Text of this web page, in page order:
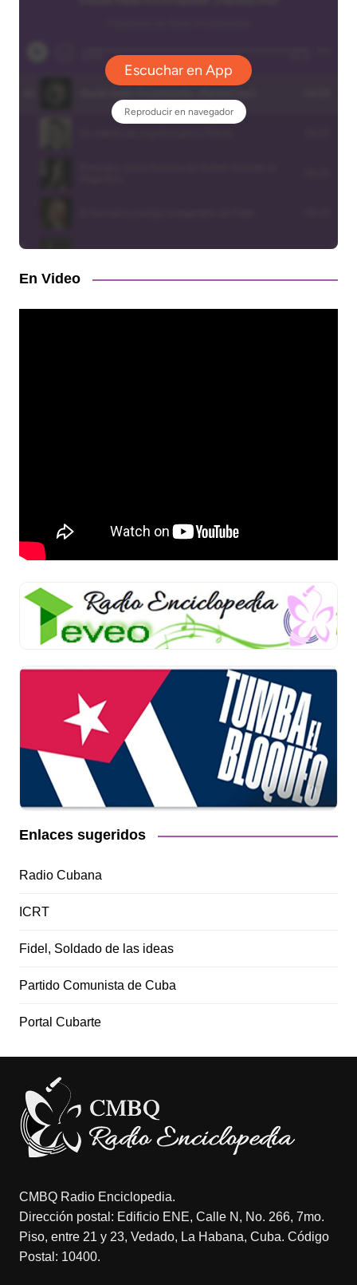
En Video
Enlaces sugeridos
Radio Cubana
ICRT
Fidel, Soldado de las ideas
Partido Comunista de Cuba
Portal Cubarte
CMBQ Radio Enciclopedia.
Dirección postal: Edificio ENE, Calle N, No. 266, 7mo.
Piso, entre 21 y 23, Vedado, La Habana, Cuba. Código
Postal: 10400.